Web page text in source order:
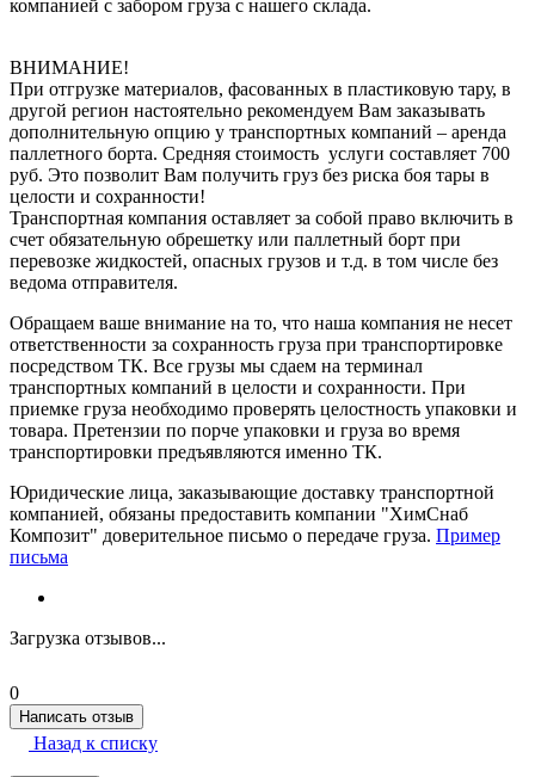
компанией с забором груза с нашего склада.
ВНИМАНИЕ!
При отгрузке материалов, фасованных в пластиковую тару, в
другой регион настоятельно рекомендуем Вам заказывать
дополнительную опцию у транспортных компаний – аренда
паллетного борта. Средняя стоимость услуги составляет 700
руб. Это позволит Вам получить груз без риска боя тары в
целости и сохранности!
Транспортная компания оставляет за собой право включить в
счет обязательную обрешетку или паллетный борт при
перевозке жидкостей, опасных грузов и т.д. в том числе без
ведома отправителя.
Обращаем ваше внимание на то, что наша компания не несет
ответственности за сохранность груза при транспортировке
посредством ТК. Все грузы мы сдаем на терминал
транспортных компаний в целости и сохранности. При
приемке груза необходимо проверять целостность упаковки и
товара. Претензии по порче упаковки и груза во время
транспортировки предъявляются именно ТК.
Юридические лица, заказывающие доставку транспортной
компанией, обязаны предоставить компании "ХимСнаб
Композит" доверительное письмо о передаче груза. Пример
письма
Загрузка отзывов...
0
Написать отзыв
Назад к списку